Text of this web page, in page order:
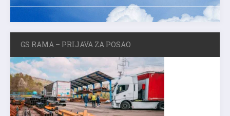
GS RAMA – PRIJAVA ZA POSAO